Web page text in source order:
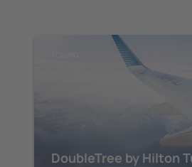
DoubleTree by Hilton